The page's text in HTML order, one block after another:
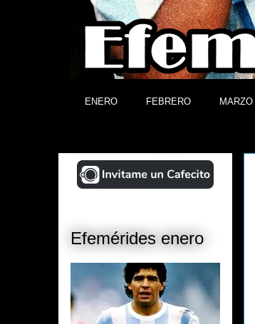
ENERO FEBRERO MARZO
Efemérides enero